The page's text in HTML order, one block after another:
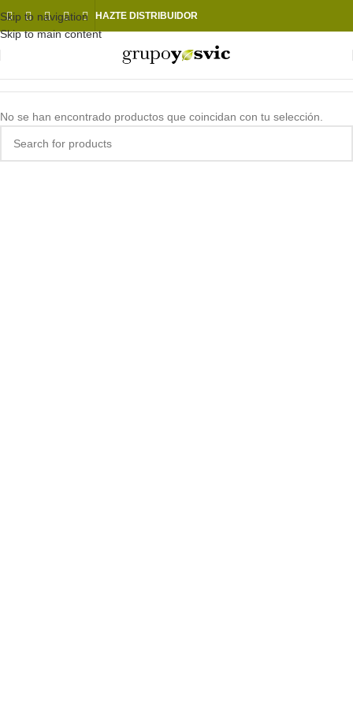
Skip to navigation
Skip to main content
HAZTE DISTRIBUIDOR
No se han encontrado productos que coincidan con tu selección.